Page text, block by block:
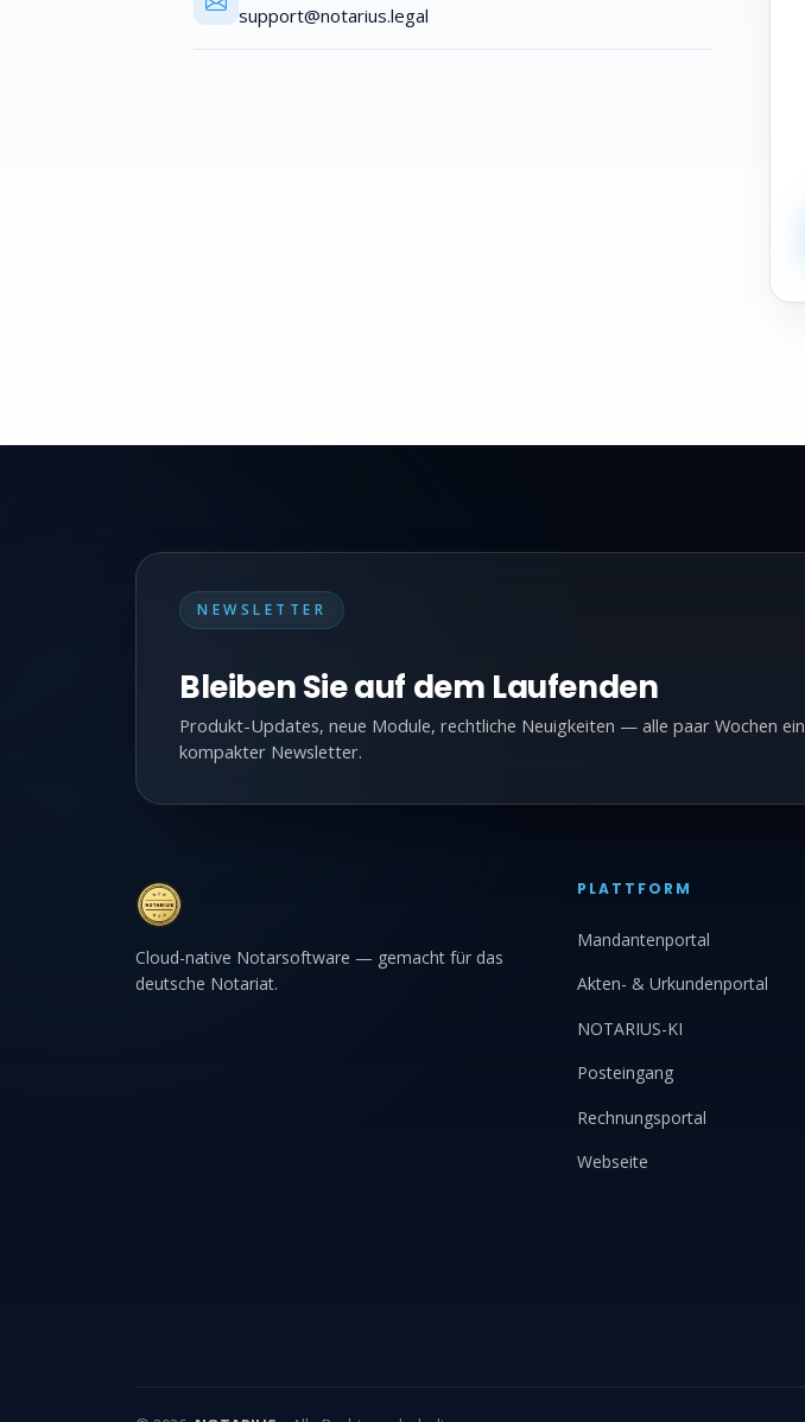
support@notarius.legal
NEWSLETTER
Bleiben Sie auf dem Laufenden
Produkt-Updates, neue Module, rechtliche Neuigkeiten — alle paar Wochen ein
kompakter Newsletter.
Cloud-native Notarsoftware — gemacht für das
deutsche Notariat.
PLATTFORM
Mandantenportal
Akten- & Urkundenportal
NOTARIUS-KI
Posteingang
Rechnungsportal
Webseite